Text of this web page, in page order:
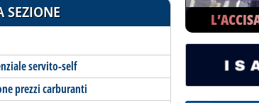
SEZIONE
servito-self
prezzi carburanti